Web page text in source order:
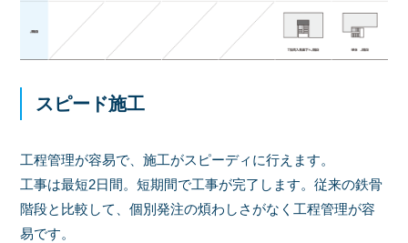
スピード施工
工程管理が容易で、施工がスピーディに行えます。
工事は最短2日間。短期間で工事が完了します。従来の鉄骨
階段と比較して、個別発注の煩わしさがなく工程管理が容
易です。